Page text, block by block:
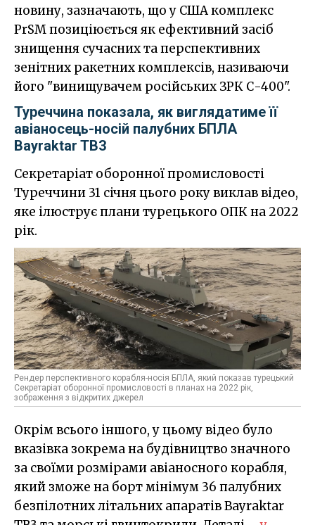
новину, зазначають, що у США комплекс
PrSM позиціюється як ефективний засіб
знищення сучасних та перспективних
зенітних ракетних комплексів, називаючи
його "винищувачем російських ЗРК С-400".
Туреччина показала, як виглядатиме її
авіаносець-носій палубних БПЛА
Bayraktar TB3
Секретаріат оборонної промисловості
Туреччини 31 січня цього року виклав відео,
яке ілюструє плани турецького ОПК на 2022
рік.
Рендер перспективного корабля-носія БПЛА, який показав турецький
Секретаріат оборонної промисловості в планах на 2022 рік,
зображення з відкритих джерел
Окрім всього іншого, у цьому відео було
вказівка зокрема на будівництво значного
за своїми розмірами авіаносного корабля,
який зможе на борт мінімум 36 палубних
безпілотних літальних апаратів Bayraktar